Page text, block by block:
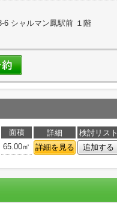
6 シャルマン鳳駅前 １階
面積 詳細
検討リスト
65.00㎡ 詳細を見る 追加する